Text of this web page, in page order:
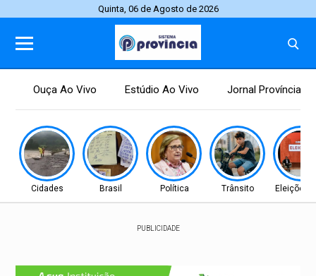
Quinta, 06 de Agosto de 2026
Ouça Ao Vivo Estúdio Ao Vivo Jornal Província
Cidades Brasil Política Trânsito Eleições
PUBLICIDADE